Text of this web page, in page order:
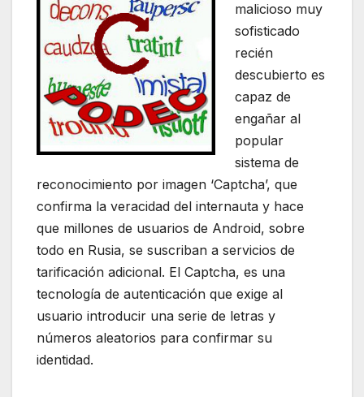
malicioso muy
sofisticado
recién
descubierto es
capaz de
engañar al
popular
sistema de
reconocimiento por imagen ‘Captcha’, que
confirma la veracidad del internauta y hace
que millones de usuarios de Android, sobre
todo en Rusia, se suscriban a servicios de
tarificación adicional. El Captcha, es una
tecnología de autenticación que exige al
usuario introducir una serie de letras y
números aleatorios para confirmar su
identidad.